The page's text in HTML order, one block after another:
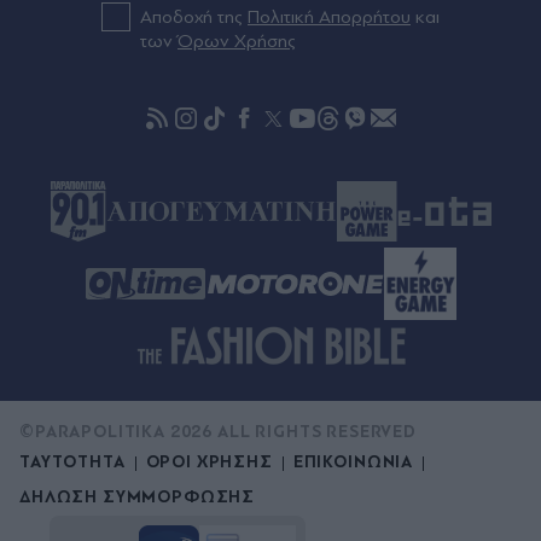
Πριν 50 λεπτά
Μπράιτον: Τζίμας και Κωστούλας έπαιξαν
Ακαδημιών (Βίντεο)
Αποδοχή της Πολιτική Απορρήτου και
τωνΌρων Χρήσης
ΤΑΥΤΟΤΗΤΑ ΟΡΟΙ ΧΡΗΣΗΣ
ΕΠΙΚΟΙΝΩΝΙΑ
ΔΗΛΩΣΗ ΣΥΜΜΟΡΦΩΣΗΣ
©PARAPOLITIKA 2026 ALL RIGHTS RESERVED